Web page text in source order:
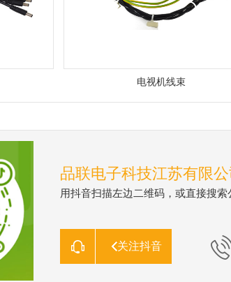
电视机线束
品联电子科技江苏有限公
用抖音扫描左边二维码，或直接搜
关注抖音